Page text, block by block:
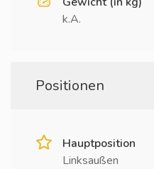
k.A.
Positionen
Hauptposition
Linksaußen